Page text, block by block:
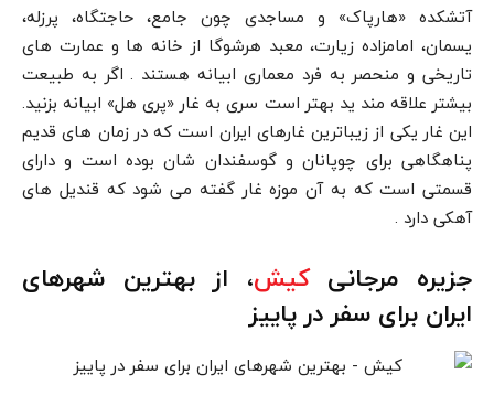
آتشکده «هارپاک» و مساجدی چون جامع، حاجتگاه، پرزله،
یسمان، امامزاده زیارت، معبد هرشوگا از خانه ها و عمارت های
تاریخی و منحصر به فرد معماری ابیانه هستند . اگر به طبیعت
بیشتر علاقه مند ید بهتر است سری به غار «پری هل» ابیانه بزنید.
این غار یکی از زیباترین غارهای ایران است که در زمان های قدیم
پناهگاهی برای چوپانان و گوسفندان شان بوده است و دارای
قسمتی است که به آن موزه غار گفته می شود که قندیل های
آهکی دارد .
جزیره مرجانیکیش، از بهترین شهرهای
ایران برای سفر در پاییز